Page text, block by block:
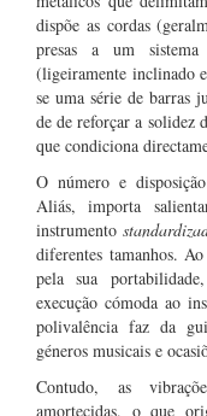
dispõe as cordas
presas a um
(ligeiramente inclinado
se uma série de barras
de de reforçar a solidez
que condiciona
O número e
Aliás, importa
instrumento
diferentes tamanhos.
pela sua
execução cómoda ao
polivalência faz da
géneros musicais e
Contudo, as
amortecidas, o que